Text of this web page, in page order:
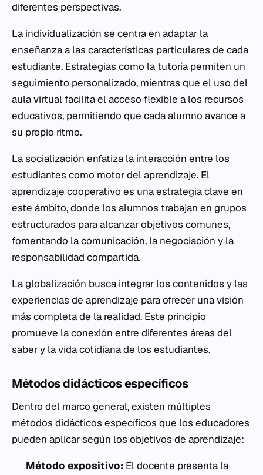
diferentes perspectivas.
La individualización se centra en adaptar la
enseñanza a las características particulares de cada
estudiante. Estrategias como la tutoría permiten un
seguimiento personalizado, mientras que el uso del
aula virtual facilita el acceso flexible a los recursos
educativos, permitiendo que cada alumno avance a
su propio ritmo.
La socialización enfatiza la interacción entre los
estudiantes como motor del aprendizaje. El
aprendizaje cooperativo es una estrategia clave en
este ámbito, donde los alumnos trabajan en grupos
estructurados para alcanzar objetivos comunes,
fomentando la comunicación, la negociación y la
responsabilidad compartida.
La globalización busca integrar los contenidos y las
experiencias de aprendizaje para ofrecer una visión
más completa de la realidad. Este principio
promueve la conexión entre diferentes áreas del
saber y la vida cotidiana de los estudiantes.
Métodos didácticos específicos
Dentro del marco general, existen múltiples
métodos didácticos específicos que los educadores
pueden aplicar según los objetivos de aprendizaje:
Método expositivo: El docente presenta la